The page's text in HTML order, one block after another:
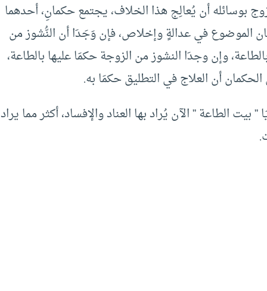
بوسائله أن يُعالِج هذا الخلاف، يجتمع حكمانِ، أحدهما
الموضوع في عدالةٍ وإخلاص، فإن وَجَدَا أن النُّشوز من
وإن وجدَا النشوز من الزوجة حكمَا عليها بالطاعة،
أن العلاج في التطليق حكمَا به.
الطاعة ” الآن يُراد بها العناد والإفساد، أكثر مما يراد